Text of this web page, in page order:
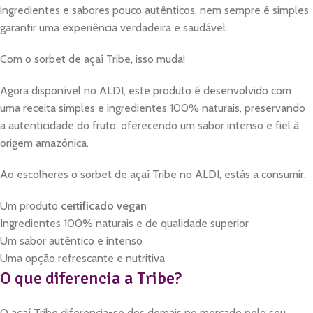
ingredientes e sabores pouco autênticos, nem sempre é simples
garantir uma experiência verdadeira e saudável.
Com o sorbet de açaí Tribe, isso muda!
Agora disponível no ALDI, este produto é desenvolvido com
uma receita simples e ingredientes 100% naturais, preservando
a autenticidade do fruto, oferecendo um sabor intenso e fiel à
origem amazónica.
Ao escolheres o sorbet de açaí Tribe no ALDI, estás a consumir:
Um produto certificado vegan
Ingredientes 100% naturais e de qualidade superior
Um sabor autêntico e intenso
Uma opção refrescante e nutritiva
O que diferencia a Tribe?